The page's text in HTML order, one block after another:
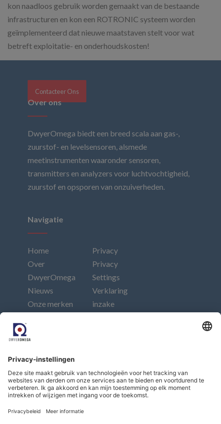
kon naadloos gebruik worden gemaakt van de bestaande
infrastructuren en kon een ROTRONIC systeem worden
geïmplementeerd dat nieuwe maatstaven stelt voor wat
betreft exploitatie- en onderhoudskosten!
Contacteer Ons
Over ons
DwyerOmega biedt een breed scala aan gas-,
zuurstof- en levelsensoren, alsmede
meetinstrumenten waaronder sensoren,
transmitters en analyzers voor luchtvochtigheid,
zuurstof en opsporen van onzuiverheden.
Navigatie
Home
Over
DwyerOmega
Nieuws
Onze merken
Privacy
Privacy
Settings
Verklaring
inzake
Connect